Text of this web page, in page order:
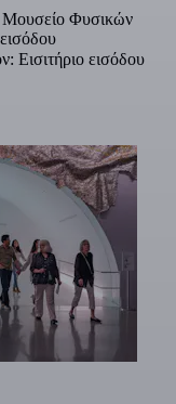
Φυσικών
Εισιτήριο εισόδου